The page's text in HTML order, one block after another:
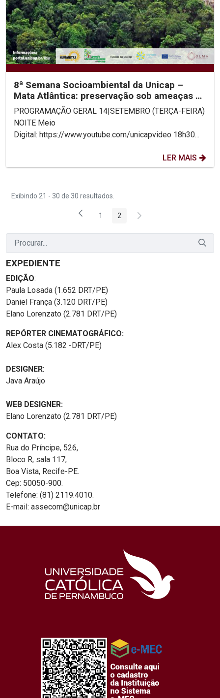
8ª Semana Socioambiental da Unicap –
Mata Atlântica: preservação sob ameaças –
14 a 17 de...
PROGRAMAÇÃO GERAL 14|SETEMBRO (TERÇA-FEIRA)
NOITE Meio
Digital: https://www.youtube.com/unicapvideo 18h30...
LER MAIS
Exibindo 21 - 30 de 30 resultados.
Página
1 Página
2
EXPEDIENTE
EDIÇÃO:
Paula Losada (1.652 DRT/PE)
Daniel França (3.120 DRT/PE)
Elano Lorenzato (2.781 DRT/PE)
REPÓRTER CINEMATOGRÁFICO:
Alex Costa (5.182 -DRT/PE)
DESIGNER:
Java Araújo
WEB DESIGNER:
Elano Lorenzato (2.781 DRT/PE)
CONTATO:
Rua do Príncipe, 526,
Bloco R, sala 117,
Boa Vista, Recife-PE.
Cep: 50050-900.
Telefone: (81) 2119.4010.
E-mail: assecom@unicap.br